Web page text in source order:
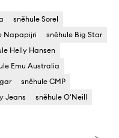
sněhule Sorel
Napapijri
sněhule Big Star
Helly Hansen
Emu Australia
sněhule CMP
Jeans
sněhule O'Neill